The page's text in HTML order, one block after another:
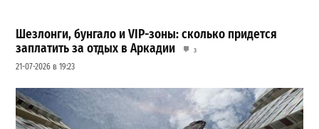
Шезлонги, бунгало и VIP-зоны: сколько придется
заплатить за отдых в Аркадии
3
21-07-2026 в 19:23